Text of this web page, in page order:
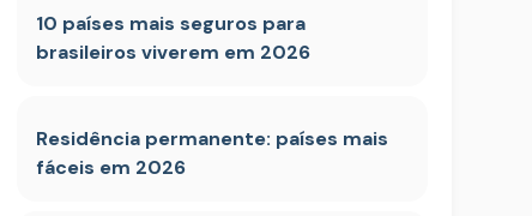
10 países mais seguros para
brasileiros viverem em 2026
Residência permanente: países mais
fáceis em 2026